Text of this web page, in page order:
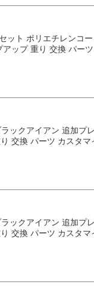
ット ポリエチレンコ
ップ 重り 交換 パー
ックアイアン 追加プ
交換 パーツ カスタ
ックアイアン 追加プ
交換 パーツ カスタ